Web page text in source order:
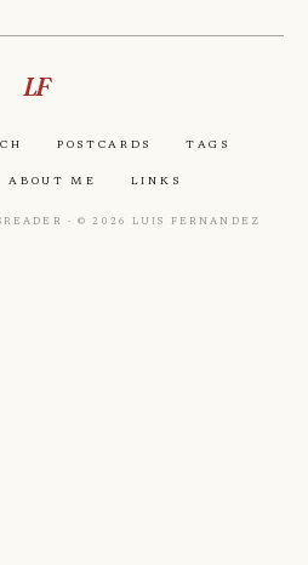
LF
Postcards Tags
About Me Links
· © 2026 Luis Fernandez